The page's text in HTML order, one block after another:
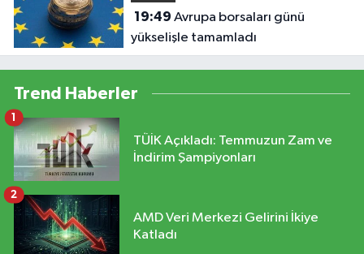
19:49
yükselişle tamamladı
Trend Haberler
TÜİK Açıkladı: Temmuzun Zam ve
İndirim Şampiyonları
1
AMD Veri Merkezi Gelirini İkiye
Katladı
2